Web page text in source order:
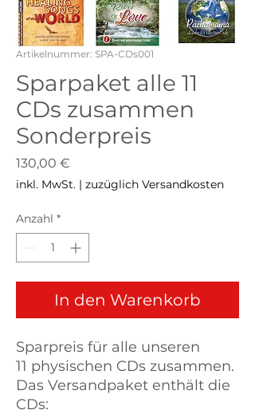
Artikelnummer: SPA-CDs001
Sparpaket alle 11
CDs zusammen
Sonderpreis
130,00 €
inkl. MwSt. | zuzüglich Versandkosten
Anzahl *
In den Warenkorb
Sparpreis für alle unseren
11 physischen CDs zusammen.
Das Versandpaket enthält die
CDs: